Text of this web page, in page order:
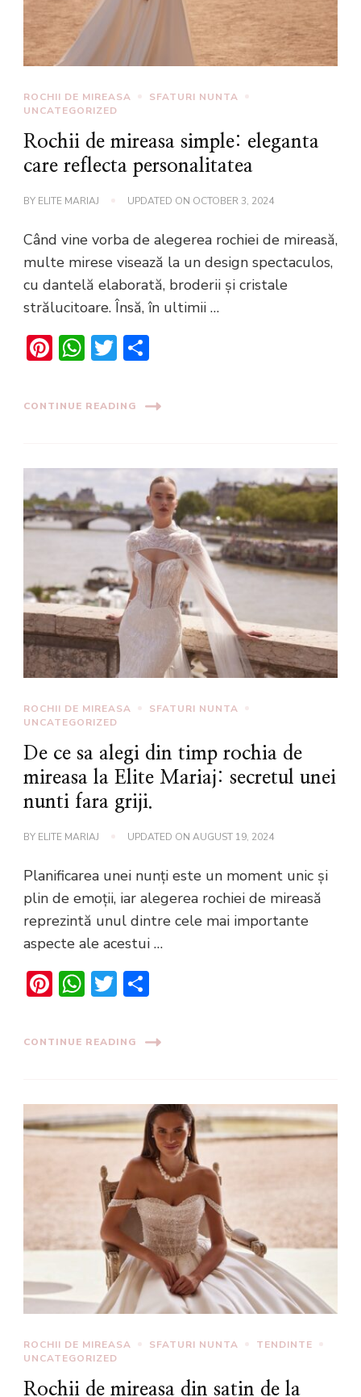
ROCHII DE MIREASA
SFATURI NUNTA
UNCATEGORIZED
Rochii de mireasa simple: eleganta
care reflecta personalitatea
BY ELITE MARIAJ UPDATED ON OCTOBER 3, 2024
Când vine vorba de alegerea rochiei de mireasă,
multe mirese visează la un design spectaculos,
cu dantelă elaborată, broderii și cristale
strălucitoare. Însă, în ultimii …
Pinterest
WhatsApp
Twitter
CONTINUE READING
ROCHII DE MIREASA
SFATURI NUNTA
UNCATEGORIZED
De ce sa alegi din timp rochia de
mireasa la Elite Mariaj: secretul unei
nunti fara griji.
BY ELITE MARIAJ UPDATED ON AUGUST 19, 2024
Planificarea unei nunți este un moment unic și
plin de emoții, iar alegerea rochiei de mireasă
reprezintă unul dintre cele mai importante
aspecte ale acestui …
Pinterest
WhatsApp
Twitter
CONTINUE READING
ROCHII DE MIREASA SFATURI NUNTA
TENDINTE
UNCATEGORIZED
Rochii de mireasa din satin de la